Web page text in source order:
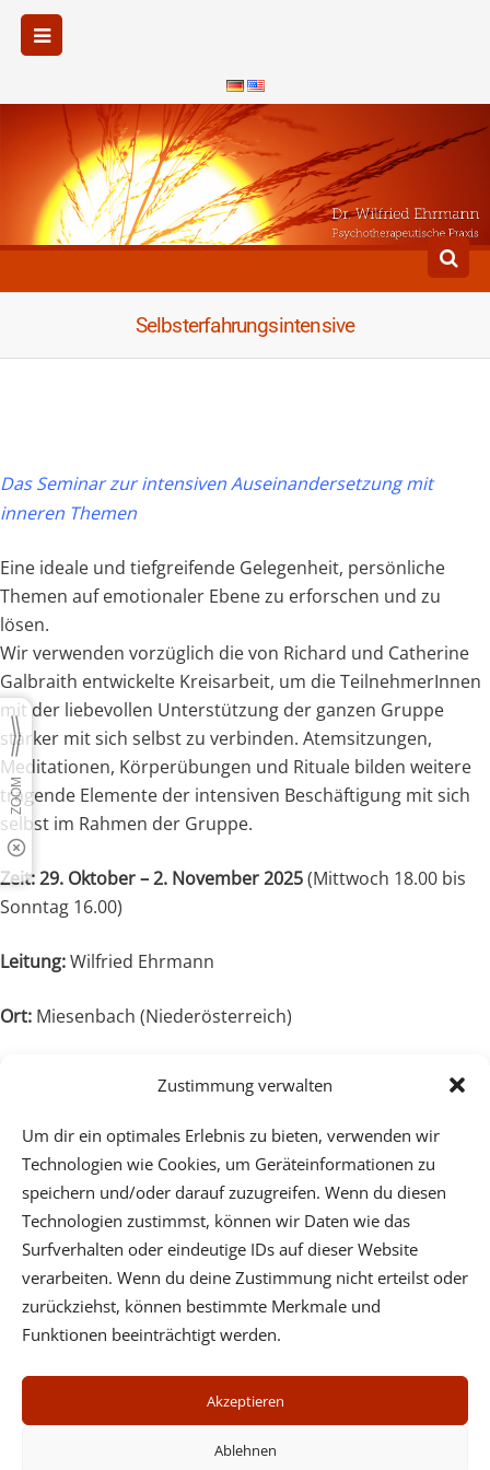
Zustimmung verwalten
Um dir ein optimales Erlebnis zu bieten, verwenden wir
Technologien wie Cookies, um Geräteinformationen zu
speichern und/oder darauf zuzugreifen. Wenn du diesen
Technologien zustimmst, können wir Daten wie das
Surfverhalten oder eindeutige IDs auf dieser Website
verarbeiten. Wenn du deine Zustimmung nicht erteilst oder
zurückziehst, können bestimmte Merkmale und
Funktionen beeinträchtigt werden.
Akzeptieren
Ablehnen
Selbsterfahrungsintensive
Das Seminar zur intensiven Auseinandersetzung mit
inneren Themen
Eine ideale und tiefgreifende Gelegenheit, persönliche
Themen auf emotionaler Ebene zu erforschen und zu
lösen.
Wir verwenden vorzüglich die von Richard und Catherine
Galbraith entwickelte Kreisarbeit, um die TeilnehmerInnen
mit der liebevollen Unterstützung der ganzen Gruppe
stärker mit sich selbst zu verbinden. Atemsitzungen,
Meditationen, Körperübungen und Rituale bilden weitere
tragende Elemente der intensiven Beschäftigung mit sich
selbst im Rahmen der Gruppe.
Zeit: 29. Oktober – 2. November 2025(Mittwoch 18.00 bis
Sonntag 16.00)
Leitung:Wilfried Ehrmann
Ort: Miesenbach (Niederösterreich)
Tel. 01 3692363, Email:ausbildung@atman.at
www.atman.at
Psychotherapeutische Praxis - Dr. Wilfried Ehrmann -
Mobil: (+43) 664 3123632 - Center Cervantes,
Fünkhgasse 11/3, 3021 Pressbaum, Tel. (+43) 2233 55731
Datenschutz